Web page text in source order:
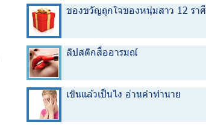
ของขวัญถูกใจของหนุ่มสาว 12 ราศี
ลิปสติกสื่ออารมณ์
เขินแล้วเป็นไง อ่านคำทำนาย